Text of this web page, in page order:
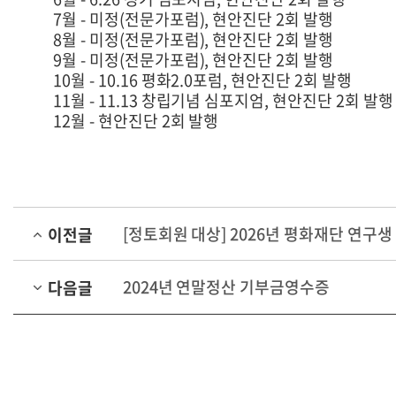
7월 - 미정(전문가포럼), 현안진단 2회 발행
8월 - 미정(전문가포럼), 현안진단 2회 발행
9월 - 미정(전문가포럼), 현안진단 2회 발행
10월 - 10.16 평화2.0포럼, 현안진단 2회 발행
11월 - 11.13 창립기념 심포지엄, 현안진단 2회 발행
12월 - 현안진단 2회 발행
이전글 [정토회원 대상] 2026년 평화재단 연구생
다음글 2024년 연말정산 기부금영수증